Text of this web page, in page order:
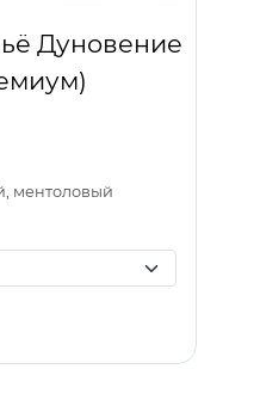
Дуновение
ментоловый